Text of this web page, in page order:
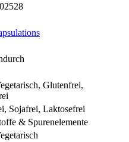
Glutenfrei,
Sojafrei, Laktosefrei
& Spurenelemente